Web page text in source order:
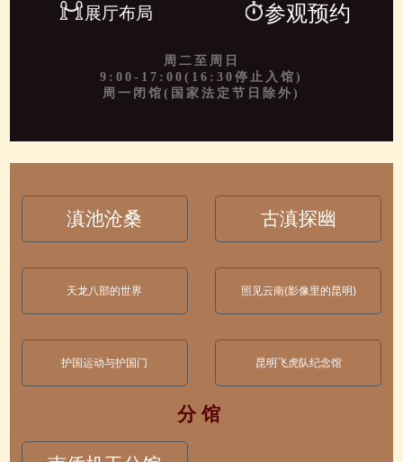
展厅布局 参观预约
周二至周日
9:00-17:00(16:30停止入馆)
周一闭馆(国家法定节日除外)
滇池沧桑 古滇探幽
天龙八部的世界 照见云南(影像里的昆明)
护国运动与护国门 昆明飞虎队纪念馆
分 馆